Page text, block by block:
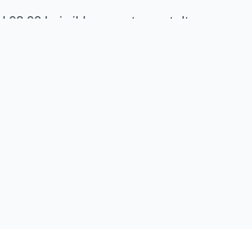
hvis ikke annet er avtalt